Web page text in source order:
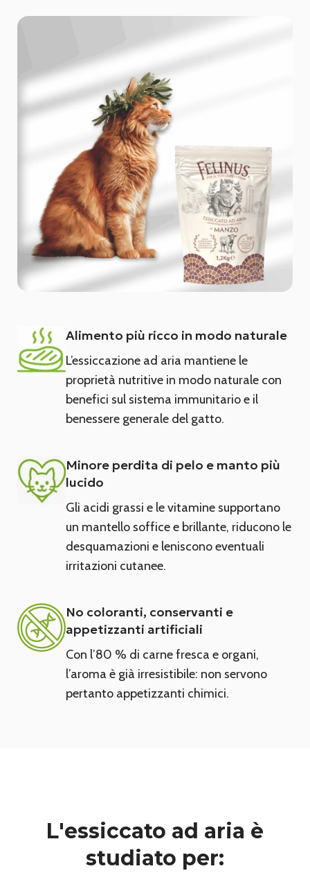
Alimento più ricco in modo naturale
L’essiccazione ad aria mantiene le
proprietà nutritive in modo naturale con
benefici sul sistema immunitario e il
benessere generale del gatto.
Minore perdita di pelo e manto più
lucido
Gli acidi grassi e le vitamine supportano
un mantello soffice e brillante, riducono le
desquamazioni e leniscono eventuali
irritazioni cutanee.
No coloranti, conservanti e
appetizzanti artificiali
Con l’80 % di carne fresca e organi,
l’aroma è già irresistibile: non servono
pertanto appetizzanti chimici.
L'essiccato ad aria è
studiato per: